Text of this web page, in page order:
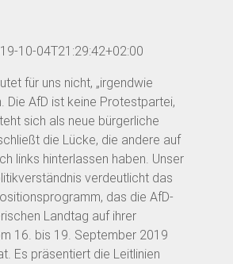
10-04T21:29:42+02:00
für uns nicht, „irgendwie
Die AfD ist keine Protestpartei,
sich als neue bürgerliche
die Lücke, die andere auf
links hinterlassen haben. Unser
verdeutlicht das
das die AfD-
Landtag auf ihrer
16. bis 19. September 2019
Es präsentiert die Leitlinien